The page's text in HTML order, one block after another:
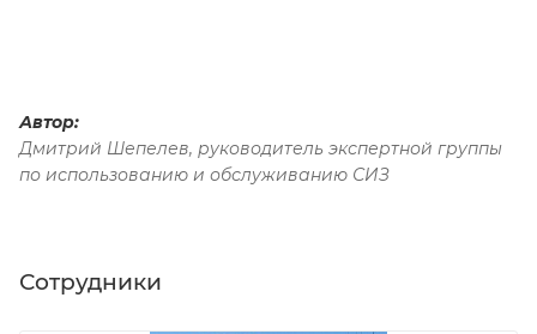
Автор:
Дмитрий Шепелев, руководитель экспертной группы
по использованию и обслуживанию СИЗ
Сотрудники